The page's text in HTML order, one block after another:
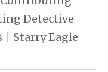
Detective
Starry Eagle